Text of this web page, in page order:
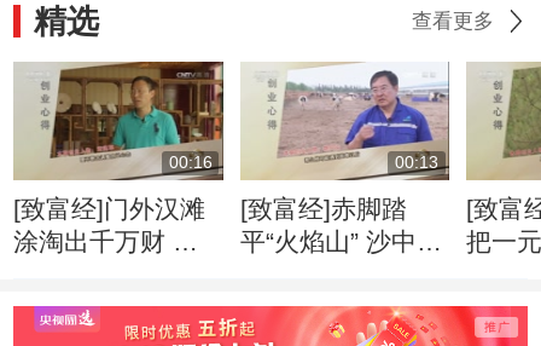
精选 查看更多
00:16
[致富经]门外汉滩
涂淘出千万财 创
00:13
[致富经]赤脚踏
平“火焰山” 沙中掘
得
[致富
把一